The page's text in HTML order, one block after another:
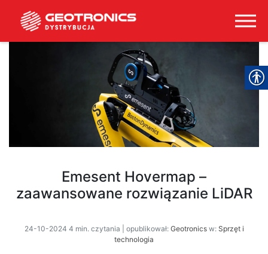
Emesent Hovermap –
zaawansowane rozwiązanie LiDAR
24-10-2024 4 min. czytania | opublikował: Geotronicsw: Sprzęt i
technologia